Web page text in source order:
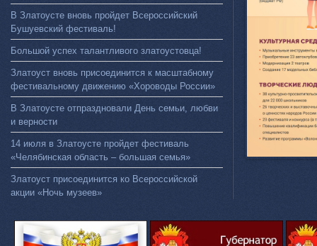
В Златоусте вновь пройдет Всероссийский
Бушуевский фестиваль!
Большой успех талантливого златоустовца!
Златоуст вновь присоединится к масштабному
фестивальному движению «Хороводы России»
В Златоусте отпраздновали День семьи, любви
и верности
14 июля в Златоусте пройдет фестиваль
«Челябинская область – большая семья»
Златоуст присоединится ко Всероссийской
акции «Ночь музеев»